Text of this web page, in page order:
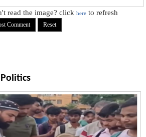
read the image? clickhere to refresh
Politics